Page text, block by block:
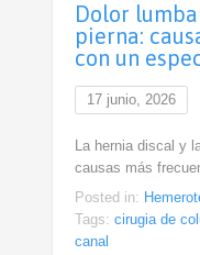
Dolor
pierna:
con un
17 junio, 2026
La hernia discal y
causas más
Posted in:
Tags: cirugia de
canal